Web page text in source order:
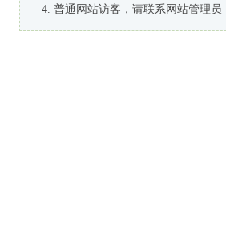
普通网站访客，请联系网站管理员